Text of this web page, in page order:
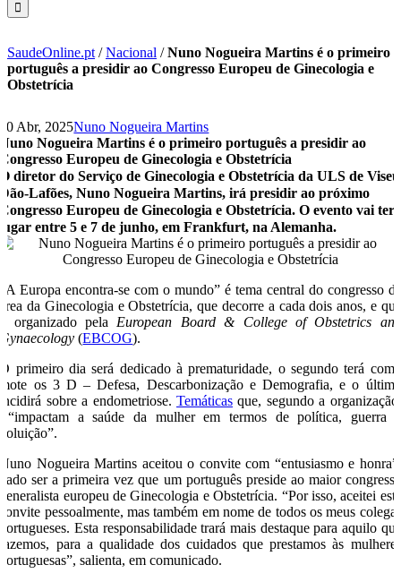
SaudeOnline.pt /Nacional /Nuno Nogueira Martins é o primeiro
português a presidir ao Congresso Europeu de Ginecologia e
Obstetrícia
10 Abr, 2025Nuno Nogueira Martins
Nuno Nogueira Martins é o primeiro português a presidir ao
Congresso Europeu de Ginecologia e Obstetrícia
O diretor do Serviço de Ginecologia e Obstetrícia da ULS de Viseu
Dão-Lafões, Nuno Nogueira Martins, irá presidir ao próximo
Congresso Europeu de Ginecologia e Obstetrícia. O evento vai ter
lugar entre 5 e 7 de junho, em Frankfurt, na Alemanha.
“A Europa encontra-se com o mundo” é tema central do congresso da
área da Ginecologia e Obstetrícia, que decorre a cada dois anos, e que
é organizado pela European Board & College of Obstetrics and
Gynaecology (EBCOG).
O primeiro dia será dedicado à prematuridade, o segundo terá como
mote os 3 D – Defesa, Descarbonização e Demografia, e o último
incidirá sobre a endometriose. Temáticas que, segundo a organização,
“impactam a saúde da mulher em termos de política, guerra e
poluição”.
Nuno Nogueira Martins aceitou o convite com “entusiasmo e honra”,
dado ser a primeira vez que um português preside ao maior congresso
generalista europeu de Ginecologia e Obstetrícia. “Por isso, aceitei este
convite pessoalmente, mas também em nome de todos os meus colegas
portugueses. Esta responsabilidade trará mais destaque para aquilo que
fazemos, para a qualidade dos cuidados que prestamos às mulheres
portuguesas”, salienta, em comunicado.